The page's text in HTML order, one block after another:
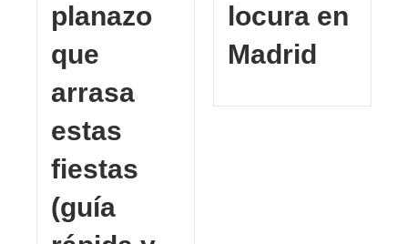
planazo
que
arrasa
estas
fiestas
(guía
locura en
Madrid